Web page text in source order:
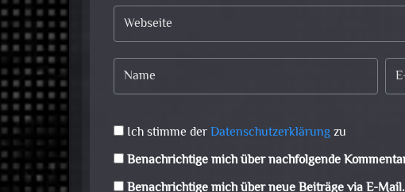
Ich stimme derDatenschutzerklärungzu
Benachrichtige mich über nachfolgende